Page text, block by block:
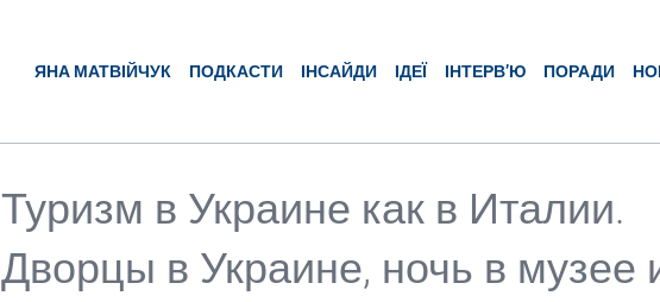
ЯНА МАТВІЙЧУК ПОДКАСТИ ІНСАЙДИ ІДЕЇ ІНТЕРВ’Ю ПОРАДИ
Туризм в Украине как в Италии.
Дворцы в Украине, ночь в музее